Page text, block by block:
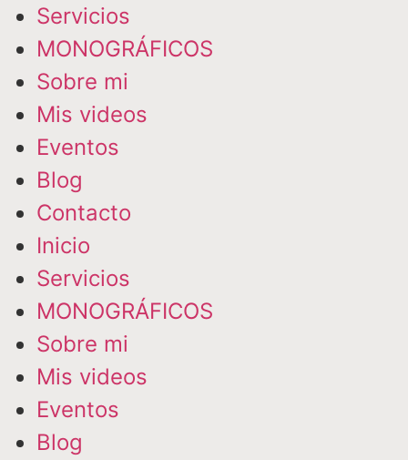
Servicios
MONOGRÁFICOS
Sobre mi
Mis videos
Eventos
Blog
Contacto
Inicio
Servicios
MONOGRÁFICOS
Sobre mi
Mis videos
Eventos
Blog